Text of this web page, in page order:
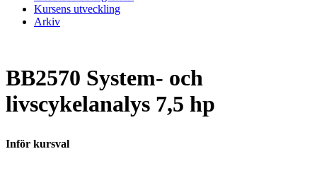
Kursens utveckling
Arkiv
BB2570 System- och
livscykelanalys 7,5 hp
Inför kursval